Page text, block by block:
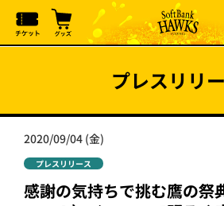
プレスリリ
2020/09/04 (金)
プレスリリース
感謝の気持ちで挑む鷹の祭